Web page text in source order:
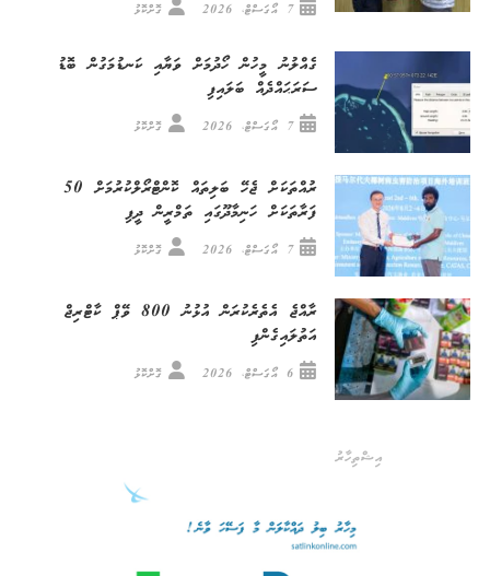
7 އޯގަސްޓް، 2026 ގޮށްކޮޅު
ގެއްލުނު މީހުން ހޯދުމަށް ވަޔާއި ކަނޑުމަގުން ބޮޑު
ސަރަޙައްދެއް ބަލައިފި
7 އޯގަސްޓް، 2026 ގޮށްކޮޅު
ރުއްތަކަށް ޖެހޭ ބަލިތައް ކޮންޓްރޯލްކުރުމަށް 50
ފަރާތަކަށް ހަނިމާދޫގައި ތަމްރީން ދީފި
7 އޯގަސްޓް، 2026 ގޮށްކޮޅު
ރާއްޖެ އެތެރެކުރަން އުޅުނު 800 ވޭޕް ކާޓްރިޖް
އަތުލައިގެންފި
6 އޯގަސްޓް، 2026 ގޮށްކޮޅު
އިޝްތިހާރު